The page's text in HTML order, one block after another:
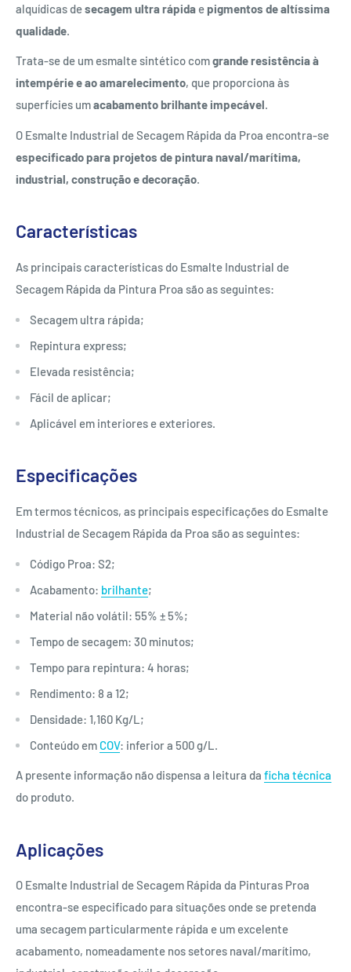
alquídicas desecagem ultra rápida epigmentos de altíssima
qualidade.
Trata-se de um esmalte sintético comgrande resistência à
intempérie e ao amarelecimento, que proporciona às
superfícies umacabamento brilhante impecável.
O Esmalte Industrial de Secagem Rápida da Proa encontra-se
especificado para projetos de pintura naval/marítima,
industrial, construção e decoração.
Características
As principais características do Esmalte Industrial de
Secagem Rápida da Pintura Proa são as seguintes:
Secagem ultra rápida;
Repintura express;
Elevada resistência;
Fácil de aplicar;
Aplicável em interiores e exteriores.
Especificações
Em termos técnicos, as principais especificações do Esmalte
Industrial de Secagem Rápida da Proa são as seguintes:
Código Proa: S2;
Acabamento: brilhante;
Material não volátil: 55% ± 5%;
Tempo de secagem: 30 minutos;
Tempo para repintura: 4 horas;
Rendimento: 8 a 12;
Densidade: 1,160 Kg/L;
Conteúdo em COV: inferior a 500 g/L.
A presente informação não dispensa a leitura da ficha técnica
do produto.
Aplicações
O Esmalte Industrial de Secagem Rápida da Pinturas Proa
encontra-se especificado para situações onde se pretenda
uma secagem particularmente rápida e um excelente
acabamento, nomeadamente nos setores naval/marítimo,